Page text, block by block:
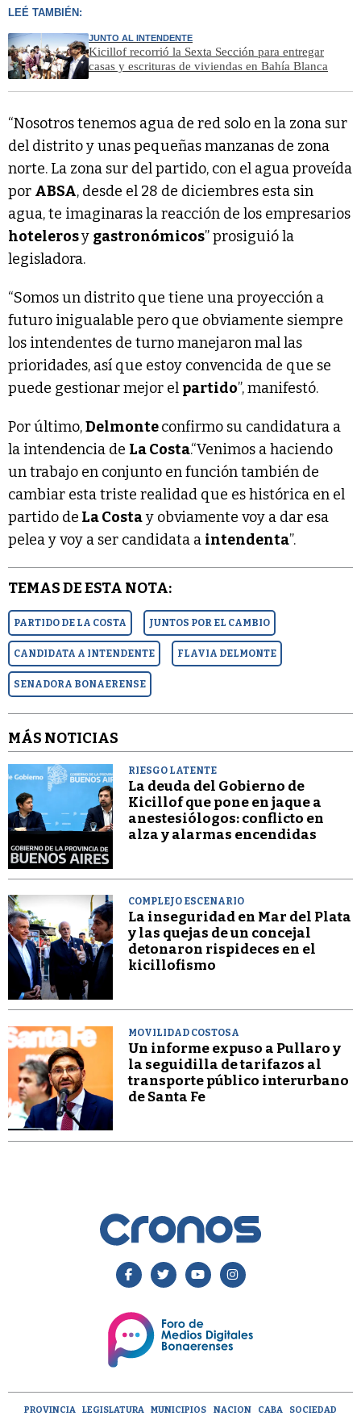
LEÉ TAMBIÉN:
JUNTO AL INTENDENTE
Kicillof recorrió la Sexta Sección para entregar
casas y escrituras de viviendas en Bahía Blanca
“Nosotros tenemos agua de red solo en la zona sur
del distrito y unas pequeñas manzanas de zona
norte. La zona sur del partido, con el agua proveída
por ABSA, desde el 28 de diciembres esta sin
agua, te imaginaras la reacción de los empresarios
hotelerosy gastronómicos” prosiguió la
legisladora.
“Somos un distrito que tiene una proyección a
futuro inigualable pero que obviamente siempre
los intendentes de turno manejaron mal las
prioridades, así que estoy convencida de que se
puede gestionar mejor el partido”, manifestó.
Por último,Delmonteconfirmo su candidatura a
la intendencia de La Costa.“Venimos a haciendo
un trabajo en conjunto en función también de
cambiar esta triste realidad que es histórica en el
partido de La Costay obviamente voy a dar esa
pelea y voy a ser candidata a intendenta”.
TEMAS DE ESTA NOTA:
PARTIDO DE LA COSTA JUNTOS POR EL CAMBIO
CANDIDATA A INTENDENTE FLAVIA DELMONTE
SENADORA BONAERENSE
MÁS NOTICIAS
RIESGO LATENTE
La deuda del Gobierno de
Kicillof que pone en jaque a
anestesiólogos: conflicto en
alza y alarmas encendidas
COMPLEJO ESCENARIO
La inseguridad en Mar del Plata
y las quejas de un concejal
detonaron rispideces en el
kicillofismo
MOVILIDAD COSTOSA
Un informe expuso a Pullaro y
la seguidilla de tarifazos al
transporte público interurbano
de Santa Fe
PROVINCIA LEGISLATURA MUNICIPIOS NACION CABA SOCIEDAD